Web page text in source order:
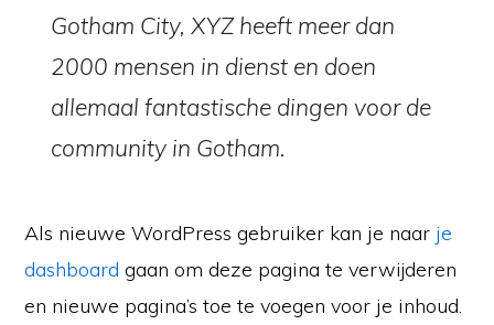
Gotham City, XYZ heeft meer dan
2000 mensen in dienst en doen
allemaal fantastische dingen voor de
community in Gotham.
Als nieuwe WordPress gebruiker kan je naar je
dashboard gaan om deze pagina te verwijderen
en nieuwe pagina’s toe te voegen voor je inhoud.